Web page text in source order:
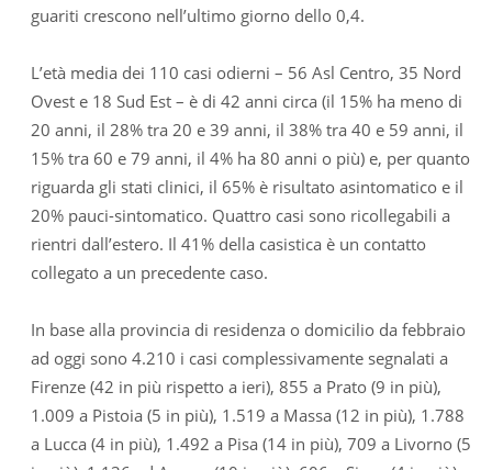
guariti crescono nell’ultimo giorno dello 0,4.
L’età media dei 110 casi odierni – 56 Asl Centro, 35 Nord
Ovest e 18 Sud Est – è di 42 anni circa (il 15% ha meno di
20 anni, il 28% tra 20 e 39 anni, il 38% tra 40 e 59 anni, il
15% tra 60 e 79 anni, il 4% ha 80 anni o più) e, per quanto
riguarda gli stati clinici, il 65% è risultato asintomatico e il
20% pauci-sintomatico. Quattro casi sono ricollegabili a
rientri dall’estero. Il 41% della casistica è un contatto
collegato a un precedente caso.
In base alla provincia di residenza o domicilio da febbraio
ad oggi sono 4.210 i casi complessivamente segnalati a
Firenze (42 in più rispetto a ieri), 855 a Prato (9 in più),
1.009 a Pistoia (5 in più), 1.519 a Massa (12 in più), 1.788
a Lucca (4 in più), 1.492 a Pisa (14 in più), 709 a Livorno (5